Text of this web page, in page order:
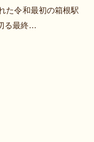
た令和最初の箱根駅
る最終…